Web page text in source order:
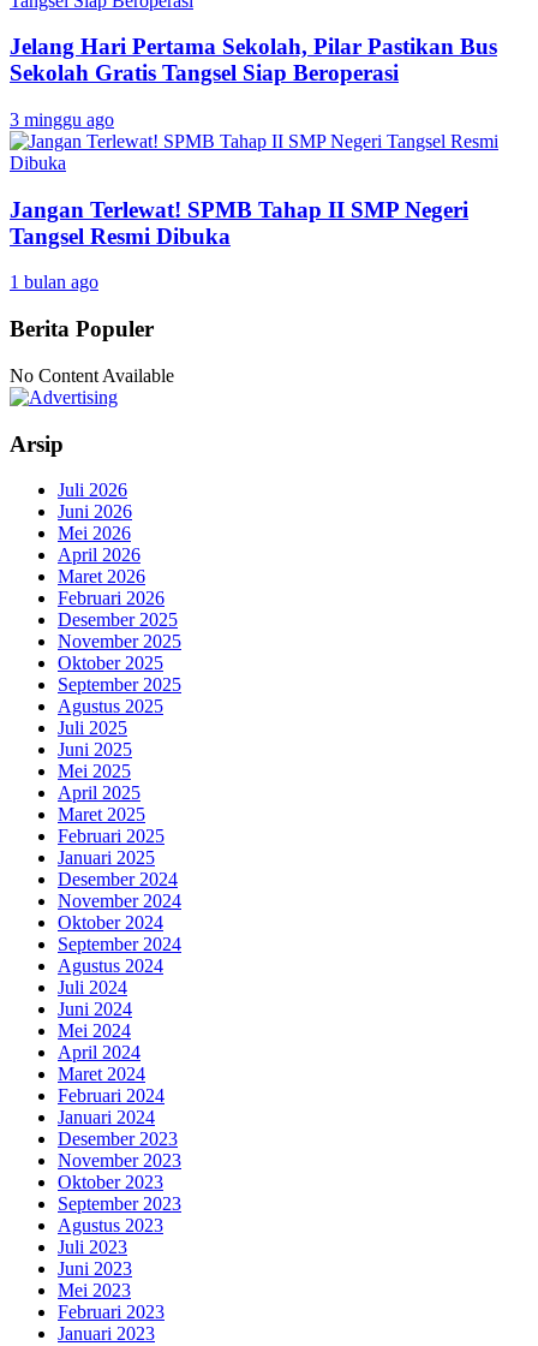
Jelang Hari Pertama Sekolah, Pilar Pastikan Bus
Sekolah Gratis Tangsel Siap Beroperasi
3 minggu ago
Jangan Terlewat! SPMB Tahap II SMP Negeri
Tangsel Resmi Dibuka
1 bulan ago
Berita Populer
No Content Available
Arsip
Juli 2026
Juni 2026
Mei 2026
April 2026
Maret 2026
Februari 2026
Desember 2025
November 2025
Oktober 2025
September 2025
Agustus 2025
Juli 2025
Juni 2025
Mei 2025
April 2025
Maret 2025
Februari 2025
Januari 2025
Desember 2024
November 2024
Oktober 2024
September 2024
Agustus 2024
Juli 2024
Juni 2024
Mei 2024
April 2024
Maret 2024
Februari 2024
Januari 2024
Desember 2023
November 2023
Oktober 2023
September 2023
Agustus 2023
Juli 2023
Juni 2023
Mei 2023
Februari 2023
Januari 2023